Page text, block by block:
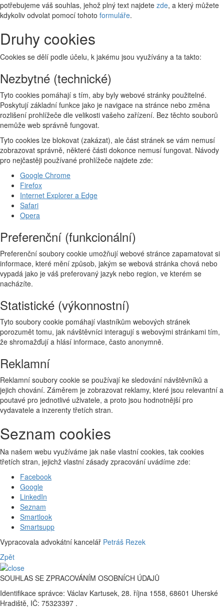
potřebujeme váš souhlas, jehož plný text najdete zde, a který můžete
kdykoliv odvolat pomocí tohoto formuláře.
Druhy cookies
Cookies se dělí podle účelu, k jakému jsou využívány a ta takto:
Nezbytné (technické)
Tyto cookies pomáhají s tím, aby byly webové stránky použitelné.
Poskytují základní funkce jako je navigace na stránce nebo změna
rozlišení prohlížeče dle velikosti vašeho zařízení. Bez těchto souborů
nemůže web správně fungovat.
Tyto cookies lze blokovat (zakázat), ale část stránek se vám nemusí
zobrazovat správně, některé části dokonce nemusí fungovat. Návody
pro nejčastěji používané prohlížeče najdete zde:
Google Chrome
Firefox
Internet Explorer a Edge
Safari
Opera
Preferenční (funkcionální)
Preferenční soubory cookie umožňují webové stránce zapamatovat si
informace, které mění způsob, jakým se webová stránka chová nebo
vypadá jako je váš preferovaný jazyk nebo region, ve kterém se
nacházíte.
Statistické (výkonnostní)
Tyto soubory cookie pomáhají vlastníkům webových stránek
porozumět tomu, jak návštěvníci interagují s webovými stránkami tím,
že shromažďují a hlásí informace, často anonymně.
Reklamní
Reklamní soubory cookie se používají ke sledování návštěvníků a
jejich chování. Záměrem je zobrazovat reklamy, které jsou relevantní a
poutavé pro jednotlivé uživatele, a proto jsou hodnotnější pro
vydavatele a inzerenty třetích stran.
Seznam cookies
Na našem webu využíváme jak naše vlastní cookies, tak cookies
třetích stran, jejichž vlastní zásady zpracování uvádíme zde:
Facebook
Google
LinkedIn
Seznam
Smartlook
Smartsupp
Vypracovala advokátní kancelář Petráš Rezek
Zpět
SOUHLAS SE ZPRACOVÁNÍM OSOBNÍCH ÚDAJŮ
Identifikace správce: Václav Kartusek, 28. října 1558, 68601 Uherské
Hradiště, IČ: 75323397 .